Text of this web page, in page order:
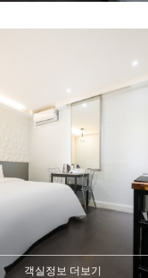
객실정보 더보기